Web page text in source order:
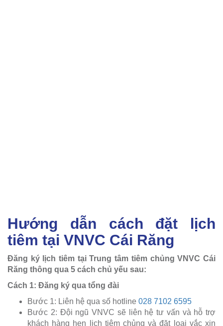
Hướng dẫn cách đặt lịch
tiêm tại VNVC Cái Răng
Đăng ký lịch tiêm tại Trung tâm tiêm chủng VNVC Cái
Răng thông qua 5 cách chủ yếu sau:
Cách 1: Đăng ký qua tổng đài
Bước 1: Liên hệ qua số hotline 028 7102 6595
Bước 2: Đội ngũ VNVC sẽ liên hệ tư vấn và hỗ trợ
khách hàng hẹn lịch tiêm chủng và đặt loại vắc xin